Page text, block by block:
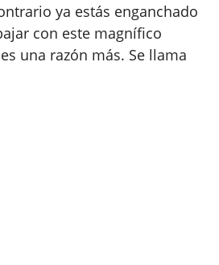
ya estás enganchado
con este magnífico
una razón más. Se llama